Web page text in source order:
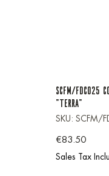
SCFM/FDC025
"TERRA"
SKU: SCFM/
€83.50Price
Sales Tax